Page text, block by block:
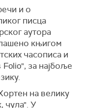
и о
писца
аутора
књигом
часописа и
Folio", за најбоље
на велику
чула". У